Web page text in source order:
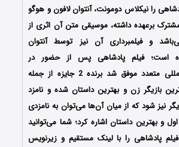
را نیکلاس دومونت، آنتوان لافون و هوگو
برعهده داشته، موسیقی متن آن اثری از
و فیلمبرداری آن نیز توسط آنتوان
است؛فیلم پادشاهی پس از حضور در
جشنواره‌های بین‌المللی متعدد موفق شد برنده 2 جایزه از جمله
بازیگر زن و بهترین داستان شده و نامزد
جایزه دیگر نیز شود که از میان آن‌ها می‌توان به نامزدی
و بهترین داستان اشاره کرد؛شما می‌توانید
پادشاهی را با ‌لینک مستقیم و زیرنویس